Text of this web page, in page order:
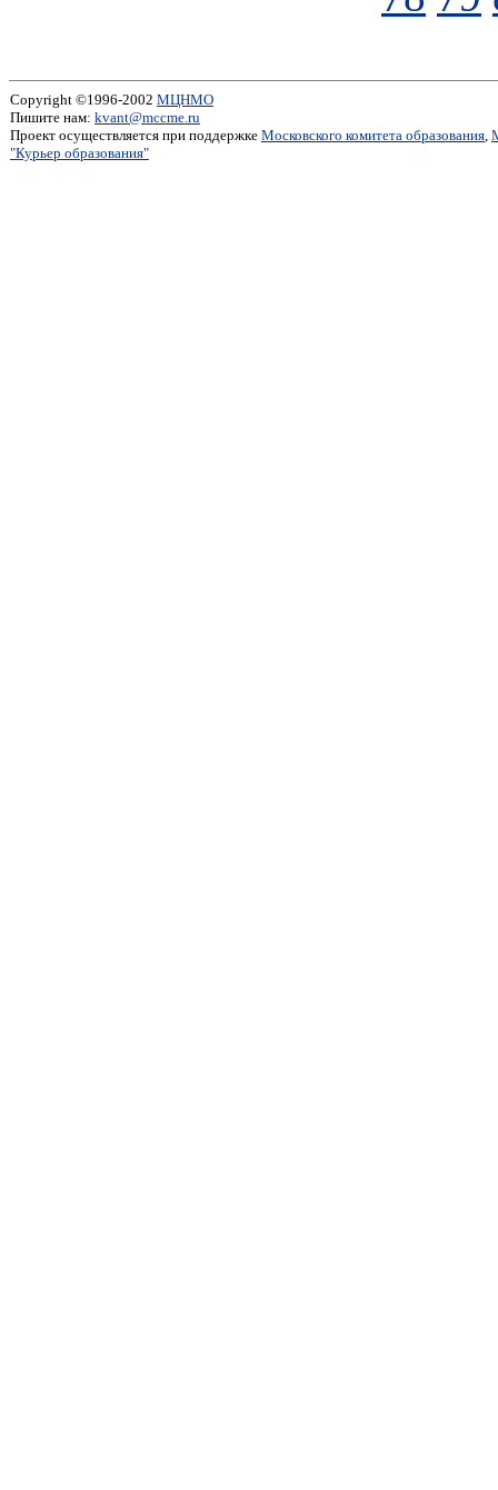
Copyright ©1996-2002 МЦНМО
Пишите нам: kvant@mccme.ru
Проект осуществляется при поддержке Московского комитета образования,
"Курьер образования"